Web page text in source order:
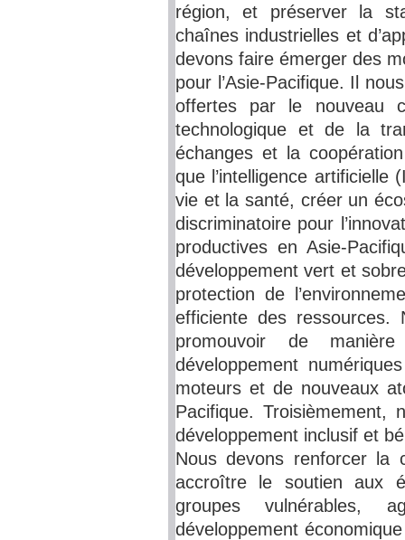
région, et préserver la
chaînes industrielles et
devons faire émerger des
pour l’Asie-Pacifique. Il
offertes par le nouveau
technologique et de la
échanges et la
que l’intelligence artificielle
vie et la santé, créer un
discriminatoire pour
productives en Asie-
développement vert et
protection de
efficiente des ressources.
promouvoir de
développement
moteurs et de nouveaux
Pacifique. Troisièmement,
développement inclusif et
Nous devons renforcer la
accroître le soutien aux
groupes vulnérables,
développement